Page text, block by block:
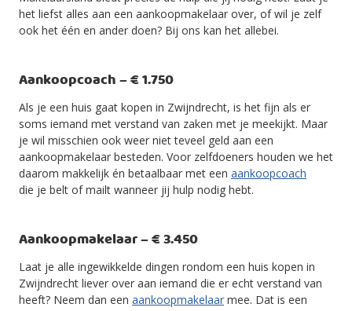
het liefst alles aan een aankoopmakelaar over, of wil je zelf
ook het één en ander doen? Bij ons kan het allebei.
Aankoopcoach – € 1.750
Als je een huis gaat kopen in Zwijndrecht, is het fijn als er
soms iemand met verstand van zaken met je meekijkt. Maar
je wil misschien ook weer niet teveel geld aan een
aankoopmakelaar besteden. Voor zelfdoeners houden we het
daarom makkelijk én betaalbaar met een aankoopcoach
die je belt of mailt wanneer jij hulp nodig hebt.
Aankoopmakelaar – € 3.450
Laat je alle ingewikkelde dingen rondom een huis kopen in
Zwijndrecht liever over aan iemand die er echt verstand van
heeft? Neem dan een aankoopmakelaar mee. Dat is een